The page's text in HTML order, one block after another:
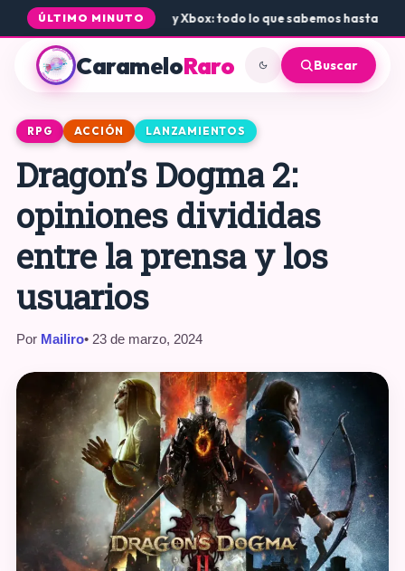
ÚLTIMO MINUTO
de Rogue Core a PS5 y Xbox: todo lo que sabemos hasta ahora
CarameloRaro Buscar
RPG ACCIÓN LANZAMIENTOS
Dragon’s Dogma 2:
opiniones divididas
entre la prensa y los
usuarios
Por Mailiro• 23 de marzo, 2024